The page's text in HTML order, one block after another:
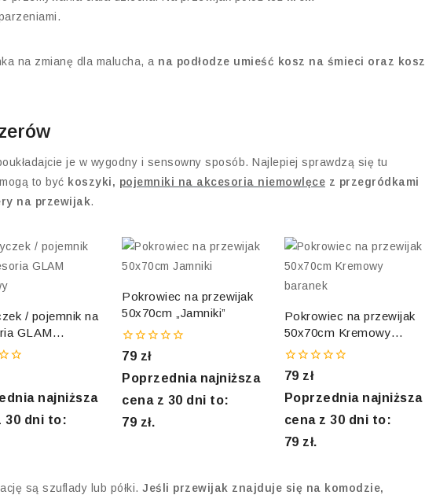
na zmianę dla malucha, a na podłodze umieść kosz na śmieci oraz kosz
je w wygodny i sensowny sposób. Najlepiej sprawdzą się tu
to być koszyki, pojemniki na akcesoria niemowlęce z przegródkami
na przewijak.
/ pojemnik na
GLAM
najniższa
30 dni to:
Pokrowiec na przewijak
50x70cm „Jamniki”
0
out
of
79 zł
Poprzednia najniższa
cena z 30 dni to:
79 zł.
Pokrowiec na przewijak
50x70cm Kremowy
baranek
0
out
of
79 zł
Poprzednia najniższa
cena z 30 dni to:
79 zł.
są szuflady lub półki. Jeśli przewijak znajduje się na komodzie,